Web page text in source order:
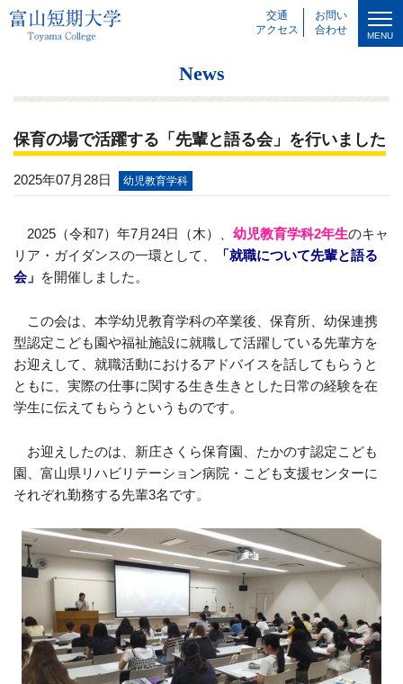
交通
アクセス
お問い
合わせ
MENU
News
保育の場で活躍する「先輩と語る会」を行いました
2025年07月28日 幼児教育学科
2025（令和7）年7月24日（木）、 幼児教育学科2年生のキャ
リア・ガイダンスの一環として、
「就職について先輩と語る
会」 を開催しました。
この会は、本学幼児教育学科の卒業後、保育所、幼保連携
型認定こども園や福祉施設に就職して活躍している先輩方を
お迎えして、就職活動におけるアドバイスを話してもらうと
ともに、実際の仕事に関する生き生きとした日常の経験を在
学生に伝えてもらうというものです。
お迎えしたのは、新庄さくら保育園、たかのす認定こども
園、富山県リハビリテーション病院・こども支援センターに
それぞれ勤務する先輩3名です。